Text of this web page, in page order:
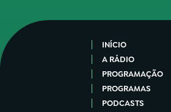
INÍCIO
A RÁDIO
PROGRAMAÇÃO
PROGRAMAS
PODCASTS